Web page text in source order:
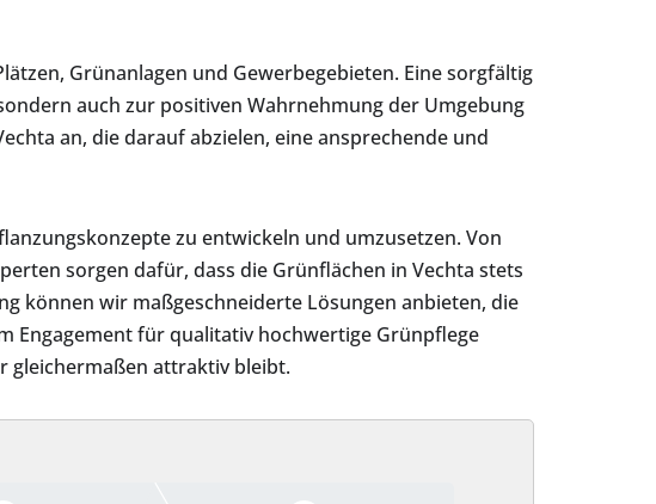
Grünanlagen und Gewerbegebieten. Eine sorgfältig
auch zur positiven Wahrnehmung der Umgebung
an, die darauf abzielen, eine ansprechende und
zu entwickeln und umzusetzen. Von
sorgen dafür, dass die Grünflächen in Vechta stets
können wir maßgeschneiderte Lösungen anbieten, die
Engagement für qualitativ hochwertige Grünpflege
gleichermaßen attraktiv bleibt.